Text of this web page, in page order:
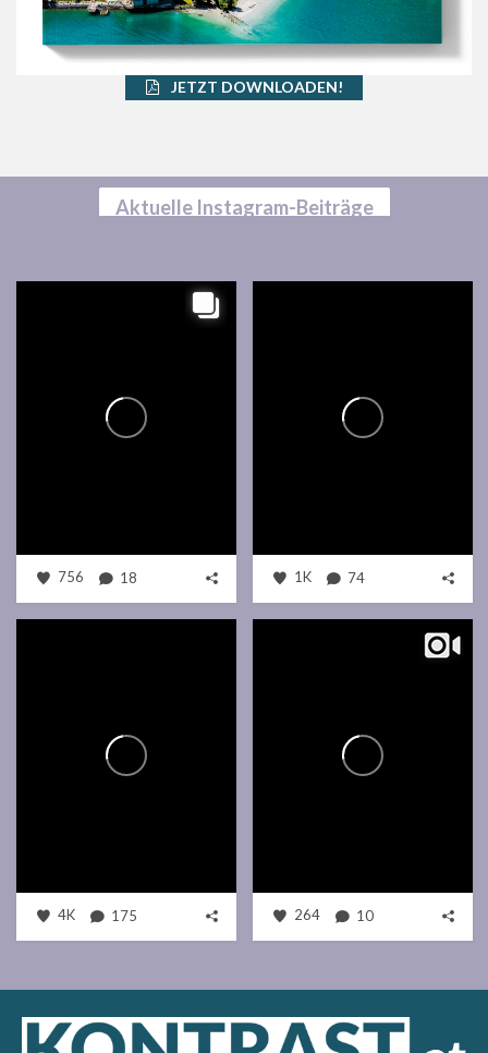
JETZT DOWNLOADEN!
Aktuelle Instagram-Beiträge
756 18 1K 74
4K 175 264 10